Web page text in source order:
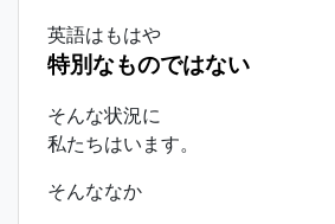
英語はもはや
特別なものではない
そんな状況に
私たちはいます。
そんななか